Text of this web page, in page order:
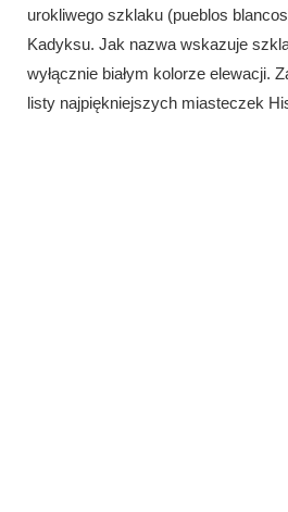
urokliwego szklaku (pueblos
Kadyksu. Jak nazwa wskazuje
wyłącznie białym kolorze elewacji.
listy najpiękniejszych miasteczek